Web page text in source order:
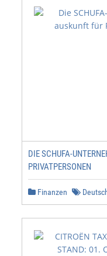
DIE SCHUFA-
PRIVATPERSONEN
Finanzen